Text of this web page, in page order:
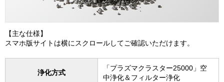
【主な仕様】
スマホ版サイトは横にスクロールしてご確認いただけます。
浄化方式
「プラズマクラスター25000」空
中浄化＆フィルター浄化